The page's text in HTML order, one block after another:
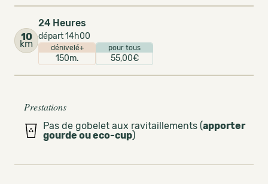
10
km
24 Heures
départ 14h00
dénivelé+
150m.
pour tous
55,00€
Prestations
Pas de gobelet aux ravitaillements (apporter
gourde ou eco-cup)